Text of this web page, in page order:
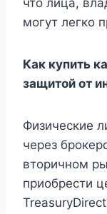
что лица,
могут легко
Как купить
защитой от
Физические
через
вторичном
приобрести